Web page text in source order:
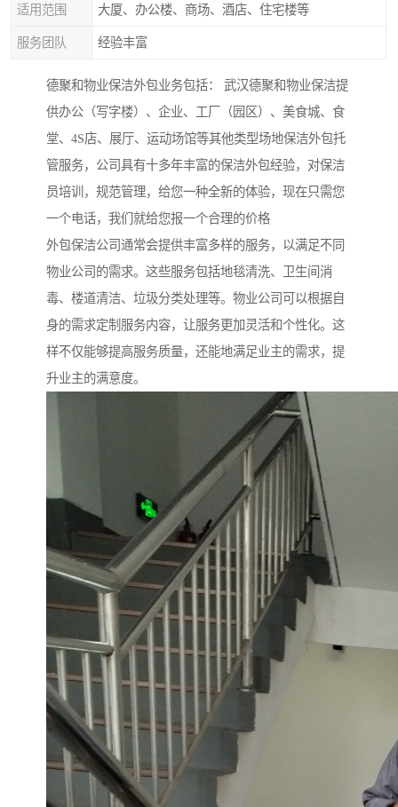
适用范围 大厦、办公楼、商场、酒店、住宅楼等
服务团队 经验丰富
德聚和物业保洁外包业务包括： 武汉德聚和物业保洁提
供办公（写字楼）、企业、工厂（园区）、美食城、食
堂、4S店、展厅、运动场馆等其他类型场地保洁外包托
管服务，公司具有十多年丰富的保洁外包经验，对保洁
员培训，规范管理，给您一种全新的体验，现在只需您
一个电话，我们就给您报一个合理的价格
外包保洁公司通常会提供丰富多样的服务，以满足不同
物业公司的需求。这些服务包括地毯清洗、卫生间消
毒、楼道清洁、垃圾分类处理等。物业公司可以根据自
身的需求定制服务内容，让服务更加灵活和个性化。这
样不仅能够提高服务质量，还能地满足业主的需求，提
升业主的满意度。